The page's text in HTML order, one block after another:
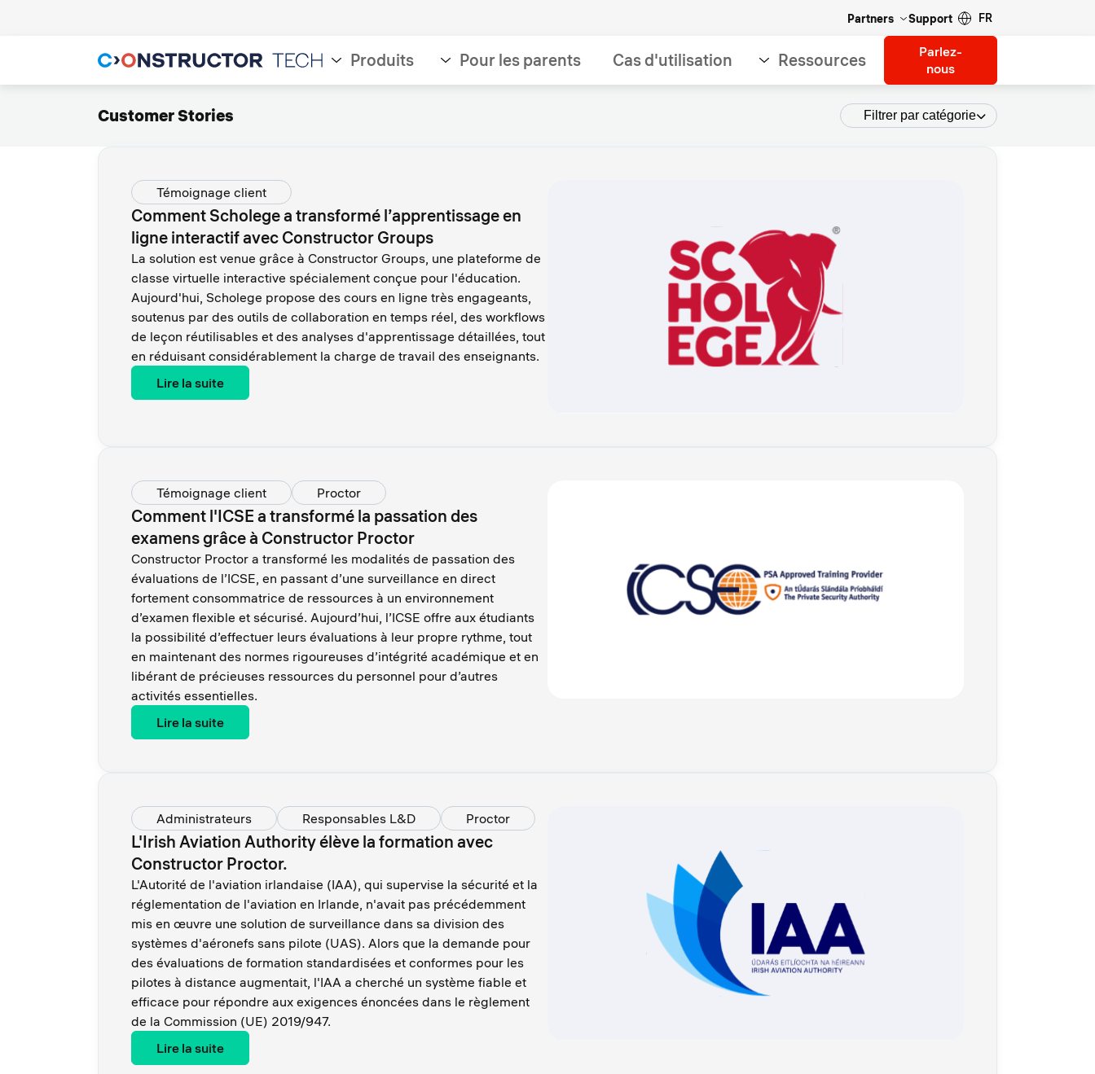
Partners Support FR
Produits Pour les parents Cas d'utilisation Ressources
Parlez-
nous
Customer Stories Filtrer par catégorie
Témoignage client
Comment Scholege a transformé l’apprentissage en
ligne interactif avec Constructor Groups
La solution est venue grâce à Constructor Groups, une plateforme de
classe virtuelle interactive spécialement conçue pour l'éducation.
Aujourd'hui, Scholege propose des cours en ligne très engageants,
soutenus par des outils de collaboration en temps réel, des workflows
de leçon réutilisables et des analyses d'apprentissage détaillées, tout
en réduisant considérablement la charge de travail des enseignants.
Lire la suite
Témoignage client Proctor
Comment l'ICSE a transformé la passation des
examens grâce à Constructor Proctor
Constructor Proctor a transformé les modalités de passation des
évaluations de l’ICSE, en passant d’une surveillance en direct
fortement consommatrice de ressources à un environnement
d’examen flexible et sécurisé. Aujourd’hui, l’ICSE offre aux étudiants
la possibilité d’effectuer leurs évaluations à leur propre rythme, tout
en maintenant des normes rigoureuses d’intégrité académique et en
libérant de précieuses ressources du personnel pour d’autres
activités essentielles.
Lire la suite
Administrateurs Responsables L&D Proctor
L'Irish Aviation Authority élève la formation avec
Constructor Proctor.
L'Autorité de l'aviation irlandaise (IAA), qui supervise la sécurité et la
réglementation de l'aviation en Irlande, n'avait pas précédemment
mis en œuvre une solution de surveillance dans sa division des
systèmes d'aéronefs sans pilote (UAS). Alors que la demande pour
des évaluations de formation standardisées et conformes pour les
pilotes à distance augmentait, l'IAA a cherché un système fiable et
efficace pour répondre aux exigences énoncées dans le règlement
de la Commission (UE) 2019/947.
Lire la suite